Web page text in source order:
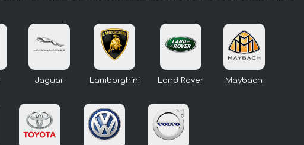
Jaguar Lamborghini Land Rover Maybach